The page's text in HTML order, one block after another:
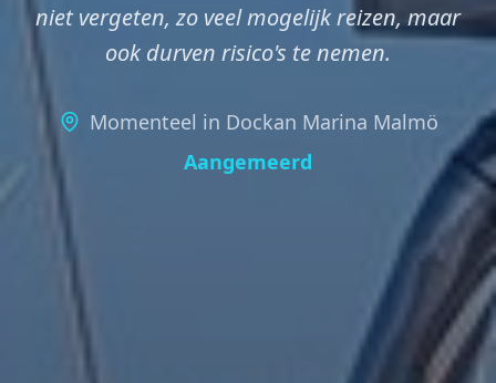
niet vergeten, zo veel mogelijk reizen, maar
ook durven risico's te nemen.
Momenteel in Dockan Marina Malmö
Aangemeerd